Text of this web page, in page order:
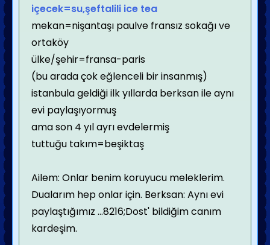
içecek=su,şeftalili ice tea
mekan=nişantaşı paulve fransız sokağı ve
ortaköy
ülke/şehir=fransa-paris
(bu arada çok eğlenceli bir insanmış)
istanbula geldiği ilk yıllarda berksan ile aynı
evi paylaşıyormuş
ama son 4 yıl ayrı evdelermiş
tuttuğu takım=beşiktaş
Ailem: Onlar benim koruyucu meleklerim.
Dualarım hep onlar için. Berksan: Aynı evi
paylaştığımız ...8216;Dost' bildiğim canım
kardeşim.